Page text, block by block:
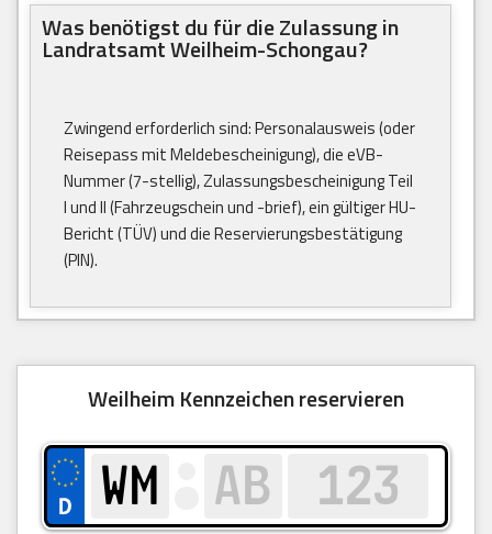
Was benötigst du für die Zulassung in
Landratsamt Weilheim-Schongau?
Zwingend erforderlich sind: Personalausweis (oder
Reisepass mit Meldebescheinigung), die eVB-
Nummer (7-stellig), Zulassungsbescheinigung Teil
I und II (Fahrzeugschein und -brief), ein gültiger HU-
Bericht (TÜV) und die Reservierungsbestätigung
(PIN).
Weilheim Kennzeichen reservieren